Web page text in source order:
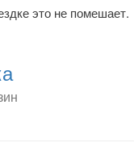
это не помешает.